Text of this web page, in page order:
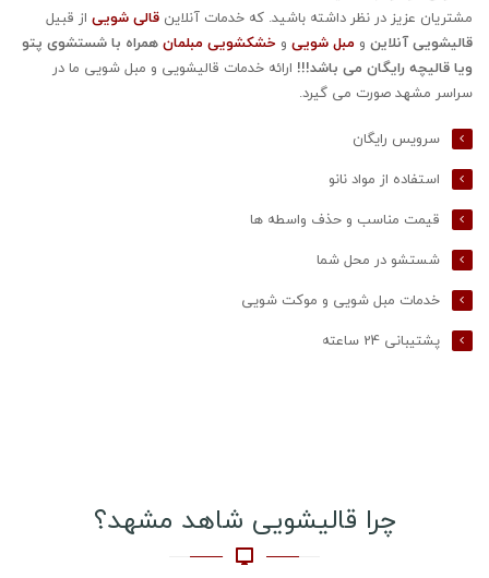
مشتریان عزیز در نظر داشته باشید. که خدمات آنلاین قالی شویی از قبیل
قالیشوییآنلاین و مبل شویی و خشکشویی مبلمانهمراه با شستشوی پتو
ویا قالیچه رایگان می باشد!!! ارائه خدمات قالیشویی و مبل شویی ما در
سراسر مشهد صورت می گیرد.
سرویس رایگان
استفاده از مواد نانو
قیمت مناسب و حذف واسطه ها
شستشو در محل شما
خدمات مبل شویی و موکت شویی
پشتیبانی 24 ساعته
چرا قالیشویی شاهد مشهد؟